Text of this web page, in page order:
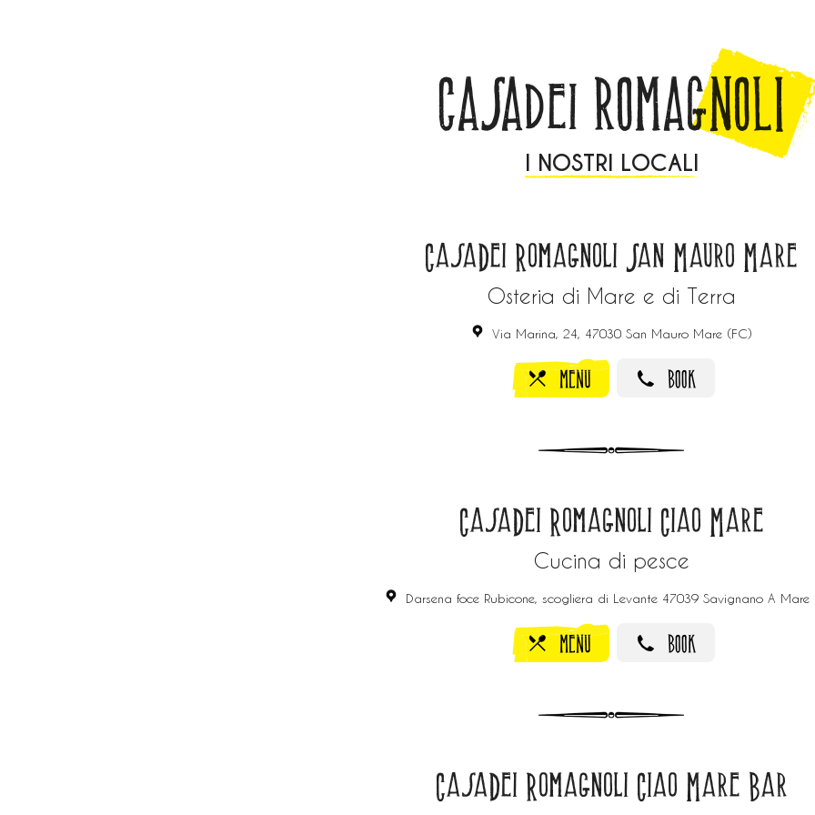
CASAdei ROMAGNOLI
I NOSTRI LOCALI
CasaDei Romagnoli San Mauro Mare
Osteria di Mare e di Terra
Via Marina, 24, 47030 San Mauro Mare (FC)
MENU BOOK
CasaDei Romagnoli Ciao Mare
Cucina di pesce
Darsena foce Rubicone, scogliera di Levante 47039 Savignano A Mare
MENU BOOK
CasaDei Romagnoli Ciao Mare Bar